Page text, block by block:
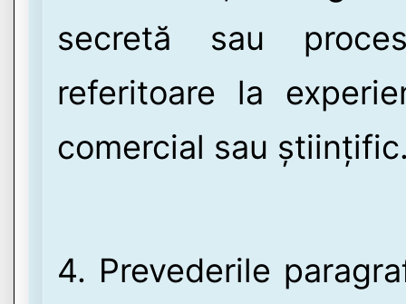
secretă sau
referitoare la
comercial sau
4. Prevederile